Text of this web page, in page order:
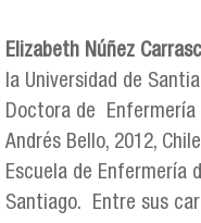
Elizabeth Núñez
la Universidad de
Doctora de Enfermería
Andrés Bello, 2012,
Escuela de Enfermería
Santiago. Entre sus